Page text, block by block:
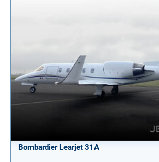
Bombardier Learjet 31A